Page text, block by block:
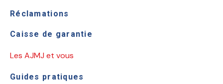
Réclamations
Caisse de garantie
Les AJMJ et vous
Guides pratiques